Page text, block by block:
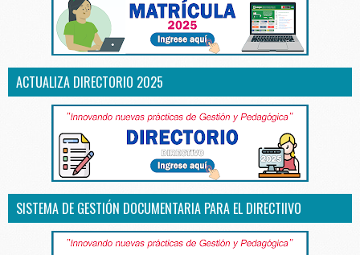
ACTUALIZA DIRECTORIO 2025
SISTEMA DE GESTIÓN DOCUMENTARIA PARA EL DIRECTIIVO